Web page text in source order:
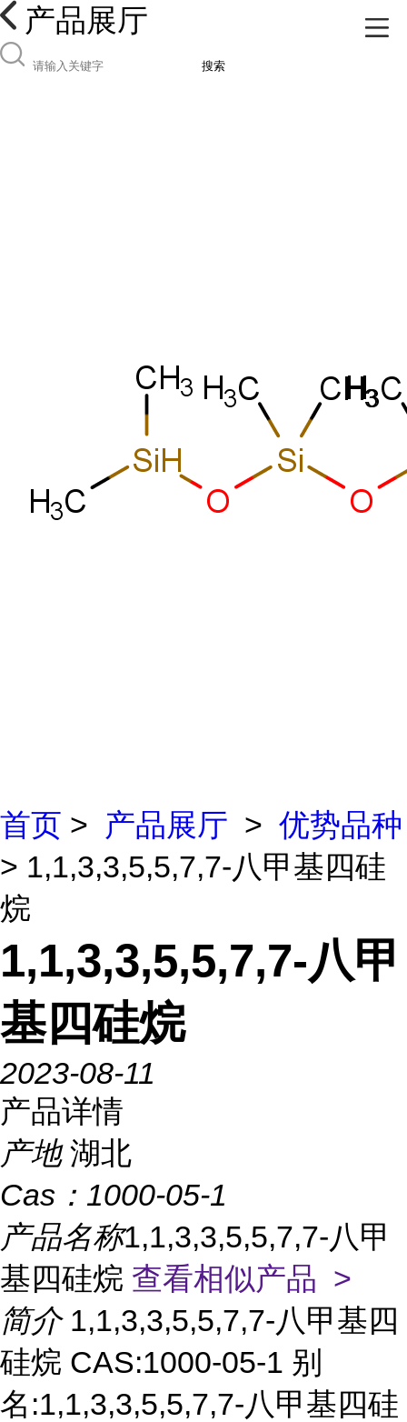
产品展厅
搜索
首页 > 产品展厅 > 优势品种
> 1,1,3,3,5,5,7,7-八甲基四硅
烷
1,1,3,3,5,5,7,7-八甲
基四硅烷
2023-08-11
产品详情
产地 湖北
Cas： 1000-05-1
产品名称1,1,3,3,5,5,7,7-八甲
基四硅烷 查看相似产品 >
简介 1,1,3,3,5,5,7,7-八甲基四
硅烷 CAS:1000-05-1 别
名:1,1,3,3,5,5,7,7-八甲基四硅